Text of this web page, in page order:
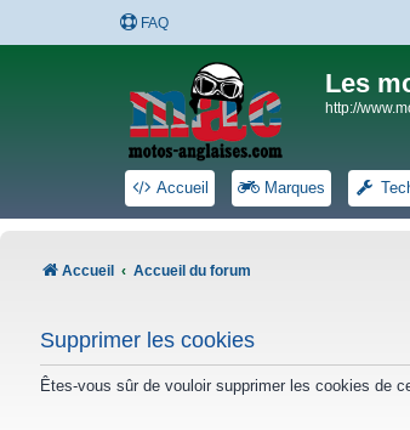
FAQ
Les
http://
Accueil Marques
Accueil Accueil du forum
Supprimer les cookies
Êtes-vous sûr de vouloir supprimer les cookies de